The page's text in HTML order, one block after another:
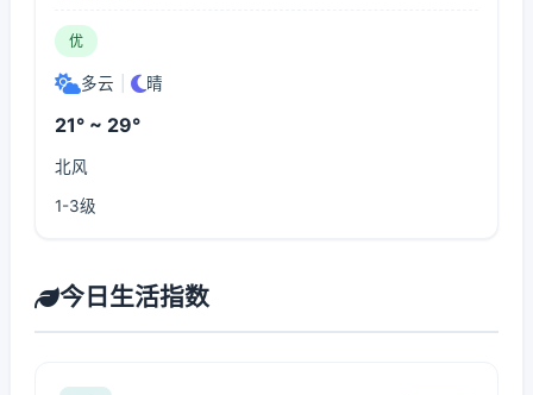
优
多云 晴
21° ~ 29°
北风
1-3级
今日生活指数